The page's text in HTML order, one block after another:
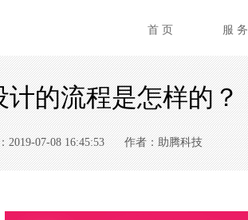
首 页 服 务
计的流程是怎样的？
2019-07-08 16:45:53 作者：助腾科技